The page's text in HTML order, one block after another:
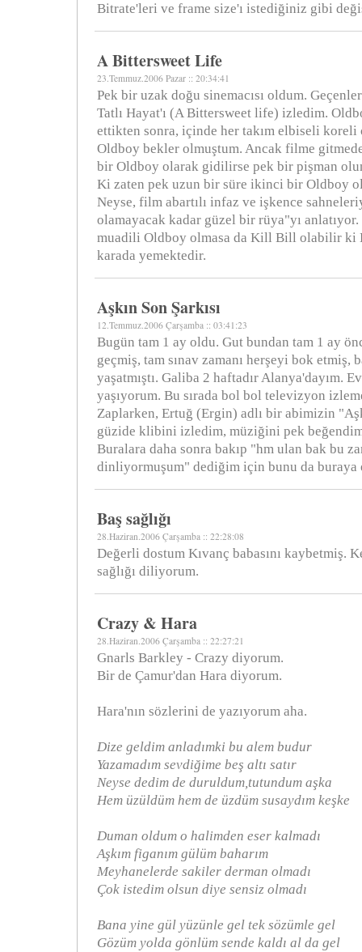
Bitrate'leri ve frame size'ı istediğiniz gibi
A Bittersweet Life
23.Temmuz.2006 Pazar :: 20:34:41
Pek bir uzak doğu sinemacısı oldum.
Tatlı Hayat'ı (A Bittersweet life) izledim.
ettikten sonra, içinde her takım elbiseli
Oldboy bekler olmuştum. Ancak filme
bir Oldboy olarak gidilirse pek bir pişman
Ki zaten pek uzun bir süre ikinci bir Oldboy
Neyse, film abartılı infaz ve işkence
olamayacak kadar güzel bir rüya"yı
muadili Oldboy olmasa da Kill Bill olabilir ki
karada yemektedir.
Aşkın Son Şarkısı
12.Temmuz.2006 Çarşamba :: 03:41:23
Bugün tam 1 ay oldu. Gut bundan tam 1 ay
geçmiş, tam sınav zamanı herşeyi bok etmiş,
yaşatmıştı. Galiba 2 haftadır Alanya'dayım.
yaşıyorum. Bu sırada bol bol televizyon
Zaplarken, Ertuğ (Ergin) adlı bir abimizin
güzide klibini izledim, müziğini pek
Buralara daha sonra bakıp "hm ulan bak bu
dinliyormuşum" dediğim için bunu da buraya
Baş sağlığı
28.Haziran.2006 Çarşamba :: 22:28:08
Değerli dostum Kıvanç babasını kaybetmiş.
sağlığı diliyorum.
Crazy & Hara
28.Haziran.2006 Çarşamba :: 22:27:21
Gnarls Barkley - Crazy diyorum.
Bir de Çamur'dan Hara diyorum.
Hara'nın sözlerini de yazıyorum aha.
Dize geldim anladımki bu alem budur
Yazamadım sevdiğime beş altı satır
Neyse dedim de duruldum,tutundum aşka
Hem üzüldüm hem de üzdüm susaydım keşke
Duman oldum o halimden eser kalmadı
Aşkım figanım gülüm baharım
Meyhanelerde sakiler derman olmadı
Çok istedim olsun diye sensiz olmadı
Bana yine gül yüzünle gel tek sözümle gel
Gözüm yolda gönlüm sende kaldı al da gel